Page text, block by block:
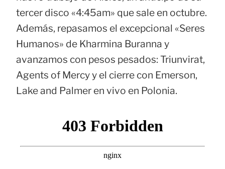
tercer disco «4:45am» que sale en octubre.
Además, repasamos el excepcional «Seres
Humanos» de Kharmina Buranna y
avanzamos con pesos pesados: Triunvirat,
Agents of Mercy y el cierre con Emerson,
Lake and Palmer en vivo en Polonia.